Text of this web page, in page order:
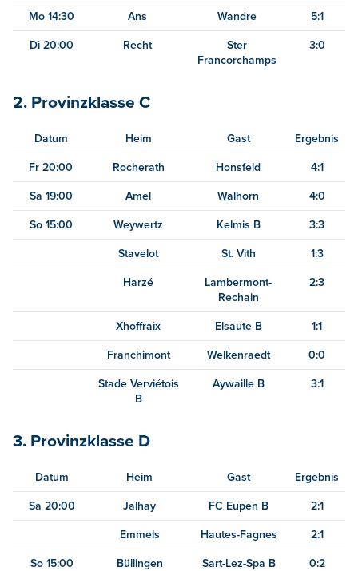
Mo 14:30 Ans Wandre 5:1
Di 20:00 Recht
Ster
Francorchamps
3:0
2. Provinzklasse C
Datum Heim Gast Ergebnis
Fr 20:00 Rocherath Honsfeld 4:1
Sa 19:00 Amel Walhorn 4:0
So 15:00 Weywertz Kelmis B 3:3
Stavelot St. Vith 1:3
Harzé
Lambermont-
Rechain
2:3
Xhoffraix Elsaute B 1:1
Franchimont Welkenraedt 0:0
Stade Verviétois
B
Aywaille B 3:1
3. Provinzklasse D
Datum Heim Gast Ergebnis
Sa 20:00 Jalhay FC Eupen B 2:1
Emmels Hautes-Fagnes 2:1
So 15:00 Büllingen Sart-Lez-Spa B 0:2